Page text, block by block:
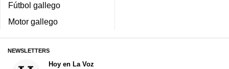
Fútbol gallego
Motor gallego
NEWSLETTERS
Hoy en La Voz